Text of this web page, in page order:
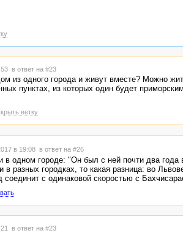
страны городе;
балкона море не увидишь.
в обеих существующих версиях
имеют греческое происхождение.
в ответ на #23
из одного города и живут вместе? Можно
пунктах, из которых один будет
ветку
в 19:08 в ответ на #26
одном городе: "Он был с ней почти два года
разных городках, то какая разница: во
соединит с одинаковой скоростью с
в ответ на #23